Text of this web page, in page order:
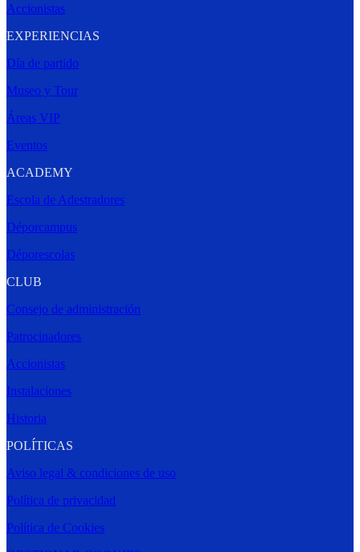
Accionistas
EXPERIENCIAS
Día de partido
Museo y Tour
Áreas VIP
Eventos
ACADEMY
Escola de Adestradores
Déporcampus
Déporescolas
CLUB
Consejo de administración
Patrocinadores
Accionistas
Instalaciones
Historia
POLÍTICAS
Aviso legal & condiciones de uso
Política de privacidad
Política de Cookies